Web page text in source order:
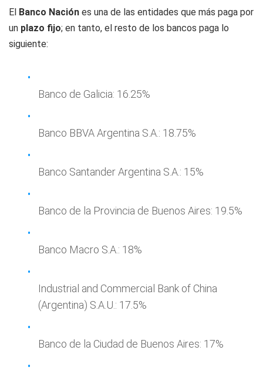
El Banco Nación es una de las entidades que más paga por
un plazo fijo; en tanto, el resto de los bancos paga lo
siguiente:
Banco de Galicia: 16.25%
Banco BBVA Argentina S.A.: 18.75%
Banco Santander Argentina S.A.: 15%
Banco de la Provincia de Buenos Aires: 19.5%
Banco Macro S.A.: 18%
Industrial and Commercial Bank of China
(Argentina) S.A.U.: 17.5%
Banco de la Ciudad de Buenos Aires: 17%